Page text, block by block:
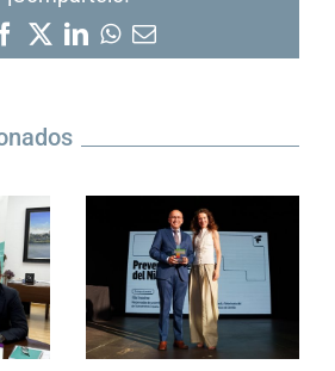
Facebook
X LinkedIn
WhatsApp
Correo
electrónico